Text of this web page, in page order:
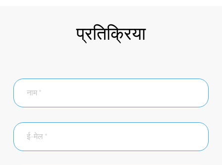
प्रतिक्रिया